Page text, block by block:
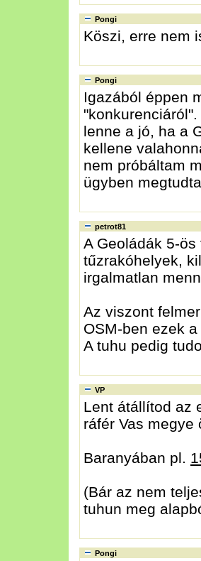
Pongi
Köszi, erre nem
Pongi
Igazából éppen
lenne a jó, ha a
kellene
nem próbáltam
ügyben
petrot81
A Geoládák 5-
tűzrakóhelyek,
irgalmatlan
Az viszont
OSM-ben ezek
A tuhu pedig
VP
Lent átállítod az
ráfér Vas megye
Baranyában pl.
(Bár az nem
tuhun meg
Pongi